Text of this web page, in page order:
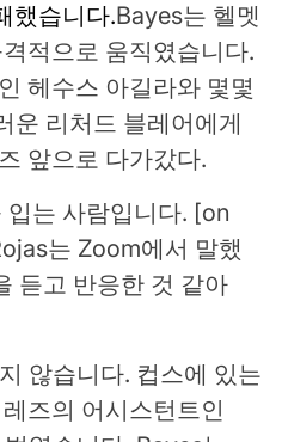
했습니다.Bayes는 헬멧
적으로 움직였습니다.
헤수스 아길라와 몇몇
운 리처드 블레어에게
앞으로 다가갔다.
입는 사람입니다. [on
는 Zoom에서 말했
듣고 반응한 것 같아
않습니다. 컵스에 있는
즈의 어시스턴트인